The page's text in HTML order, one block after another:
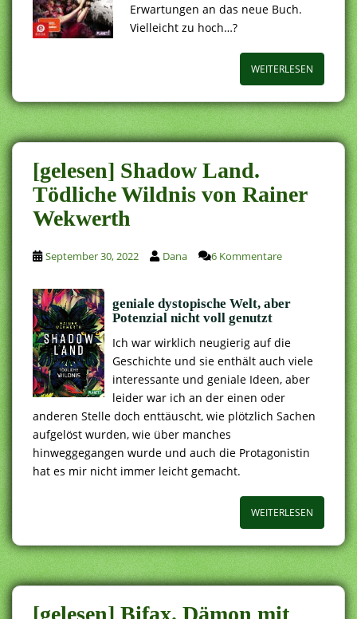
Erwartungen an das neue Buch.
Vielleicht zu hoch…?
WEITERLESEN
[gelesen] Shadow Land.
Tödliche Wildnis von Rainer
Wekwerth
September 30, 2022 Dana 6 Kommentare
geniale dystopische Welt, aber
Potenzial nicht voll genutzt
Ich war wirklich neugierig auf die
Geschichte und sie enthält auch viele
interessante und geniale Ideen, aber
leider war ich an der einen oder
anderen Stelle doch enttäuscht, wie plötzlich Sachen
aufgelöst wurden, wie über manches
hinweggegangen wurde und auch die Protagonistin
hat es mir nicht immer leicht gemacht.
WEITERLESEN
[gelesen] Bifax. Dämon mit